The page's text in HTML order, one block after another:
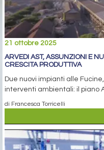
21 ottobre 2025
ARVEDI AST, ASSUNZIONI E
CRESCITA PRODUTTIVA
Due nuovi impianti alle
interventi ambientali: il piano
di Francesca Torricelli